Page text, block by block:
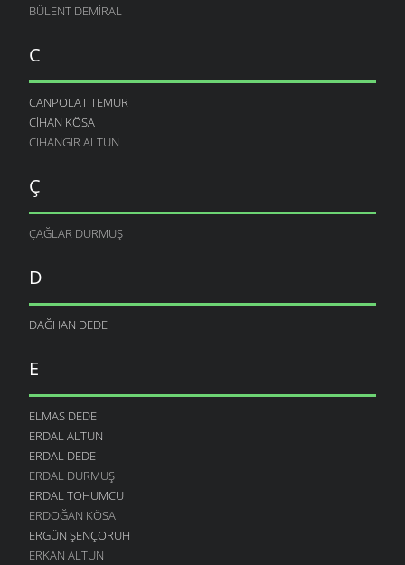
BÜLENT DEMIRAL
C
CANPOLAT TEMUR
CIHAN KÖSA
CIHANGIR ALTUN
Ç
ÇAĞLAR DURMUŞ
D
DAĞHAN DEDE
E
ELMAS DEDE
ERDAL ALTUN
ERDAL DEDE
ERDAL DURMUŞ
ERDAL TOHUMCU
ERDOĞAN KÖSA
ERGÜN ŞENÇORUH
ERKAN ALTUN